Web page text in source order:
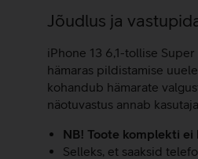
Lisainfo
Jõudlus ja
iPhone 13 6,1-tollise
hämaras pildistamise
kohandub hämarate
näotuvastus annab
NB! Toote komplekti
Selleks, et saaksid